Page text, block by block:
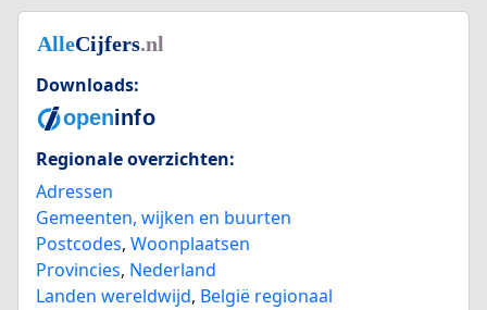
Downloads:
Regionale overzichten:
Adressen
Gemeenten, wijken en buurten
Postcodes, Woonplaatsen
Provincies, Nederland
Landen wereldwijd, België regionaal